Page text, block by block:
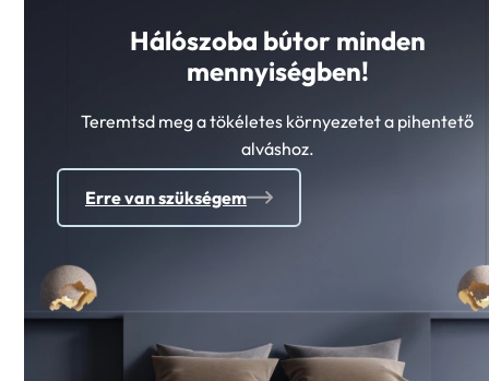
Hálószoba bútor minden
mennyiségben!
Teremtsd meg a tökéletes környezetet a pihentető
alváshoz.
Erre van szükségem